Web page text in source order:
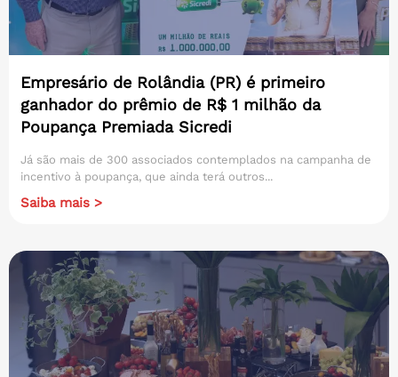
Empresário de Rolândia (PR) é primeiro
ganhador do prêmio de R$ 1 milhão da
Poupança Premiada Sicredi
Já são mais de 300 associados contemplados na campanha de
incentivo à poupança, que ainda terá outros...
Saiba mais >